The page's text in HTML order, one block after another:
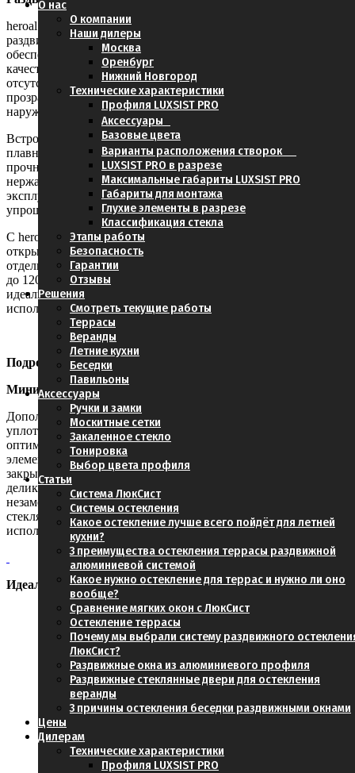
О нас
О компании
Наши дилеры
Москва
Оренбург
Нижний Новгород
Технические характеристики
Профиля LUXSIST PRO
Аксессуары
Базовые цвета
Варианты расположения створок
LUXSIST PRO в разрезе
Максимальные габариты LUXSIST PRO
Габариты для монтажа
Глухие элементы в разрезе
Классификация стекла
Этапы работы
Безопасность
Гарантии
Отзывы
Решения
Смотреть текущие работы
Террасы
Веранды
Летние кухни
Беседки
Павильоны
Аксессуары
Ручки и замки
Москитные сетки
Закаленное стекло
Тонировка
Выбор цвета профиля
Статьи
Система ЛюкСист
Системы остекления
Какое остекление лучше всего пойдёт для летней
кухни?
3 преимущества остекления террасы раздвижной
алюминиевой системой
Какое нужно остекление для террас и нужно ли оно
вообще?
Сравнение мягких окон с ЛюкСист
Остекление террасы
Почему мы выбрали систему раздвижного
ЛюкСист?
Раздвижные окна из алюминиевого профиля
Раздвижные стеклянные двери для остекления
веранды
3 причины остекления беседки раздвижными окнами
Цены
Дилерам
Технические характеристики
Профиля LUXSIST PRO
heroal S 20 C — это неизолированная цельностеклянная
раздвижная дверная система для крытых наружных зон,
обеспечивающая максимальную гибкость и высочайшее
качество исполнения. Безрамные стеклянные элементы и
отсутствие препятствий в пороге создают элегантный,
прозрачный внешний вид с беспрепятственным обзором
наружной территории.
Встроенные механизмы плавного закрывания позволяют
плавно и безопасно открывать и закрывать створки, а
прочные направляющие и держатели створок из
нержавеющей стали обеспечивают длительную и комфортную
эксплуатацию. Встроенная система отвода воды также
упрощает чистку и обслуживание.
С heroal S 20 C можно реализовать различные типы
открывания и большие площади до 14 400 x 2500 мм. До пяти
отдельных стеклянных элементов могут иметь ширину от 60
до 1200 мм и весить до 100 кг. Раздвижная стеклянная стена
идеально сочетается с системой крыш heroal OR, но может
использоваться и для других целей.
Подробнее о наиболее важных особенностях
Минимальные сквозняки
Дополнительные аксессуары, такие как прозрачные
уплотнительные ленты, эффективно уменьшают сквозняки и
оптимально герметизируют зазоры между стеклянными
элементами. Они обеспечивают приятный микроклимат в
закрытом состоянии, не ухудшая обзор. Благодаря своей
деликатной, устойчивой к УФ-излучению версии, они
незаметно вписываются в безрамную систему раздвижных
стеклянных стен и идеально подходят для постоянного
использования на открытом воздухе.
Идеальные ходовые характеристики
каретки
плавное, без
рывков,
стеклянных